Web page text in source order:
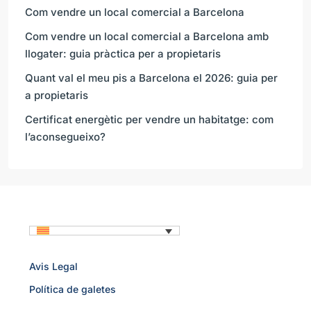
Com vendre un local comercial a Barcelona
Com vendre un local comercial a Barcelona amb
llogater: guia pràctica per a propietaris
Quant val el meu pis a Barcelona el 2026: guia per
a propietaris
Certificat energètic per vendre un habitatge: com
l’aconsegueixo?
Avis Legal
Política de galetes